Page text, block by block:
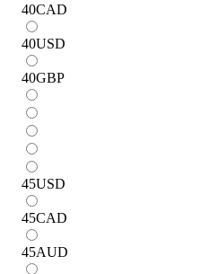
40CAD
40USD
40GBP
45USD
45CAD
45AUD